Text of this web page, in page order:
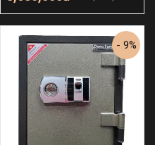
Thêm giỏ hàng
- 9%